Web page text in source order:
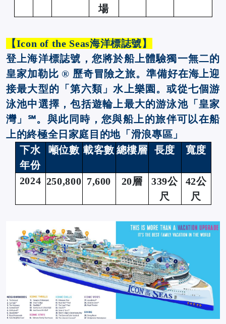
場
【Icon of the Seas海洋標誌號】
登上海洋標誌號，您將於船上體驗獨一無二的
皇家加勒比 ® 歷奇冒險之旅。準備好在海上迎
接最大型的「第六類」水上樂園。或從七個游
泳池中選擇，包括遊輪上最大的游泳池「皇家
灣」℠。與此同時，您與船上的旅伴可以在船
上的終極全日家庭目的地「滑浪專區」
下水
年份
噸位數 載客數 總樓層 長度 寬度
2024 250,800 7,600 20層 339公
尺
42公
尺